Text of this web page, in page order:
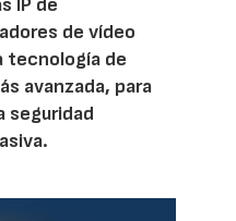
IP de
de vídeo
tecnología de
avanzada, para
seguridad